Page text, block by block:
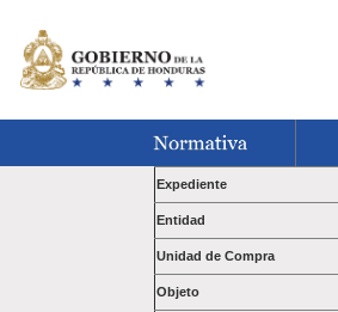
Expediente
Entidad
Unidad de Compra
Objeto